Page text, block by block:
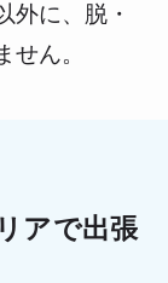
外に、脱・
ん。
アで出張